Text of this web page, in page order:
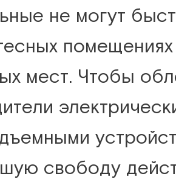
не могут
помещениях
мест. Чтобы
свободу